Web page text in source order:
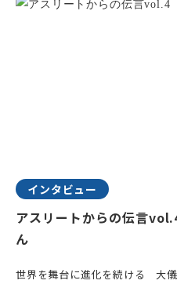
インタビュー
アスリートからの伝言
ん
世界を舞台に進化を続ける 大